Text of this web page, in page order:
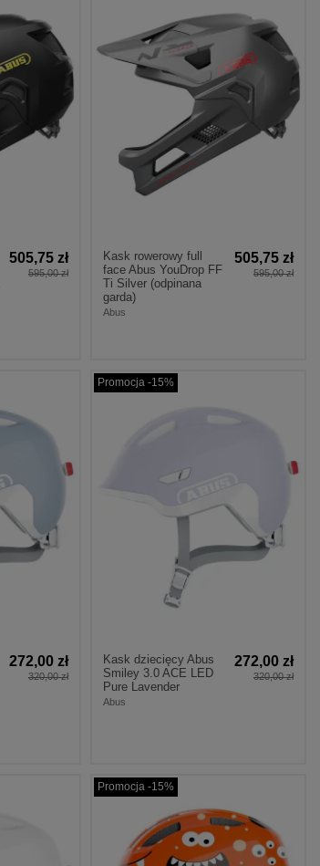
505,75 zł
595,00 zł
Kask rowerowy full
face Abus YouDrop FF
Ti Silver (odpinana
garda)
Abus
505,75 zł
595,00 zł
272,00 zł
320,00 zł
Promocja -15%
Kask dziecięcy Abus
Smiley 3.0 ACE LED
Pure Lavender
Abus
272,00 zł
320,00 zł
Promocja -15%